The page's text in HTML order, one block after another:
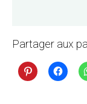
Partager aux